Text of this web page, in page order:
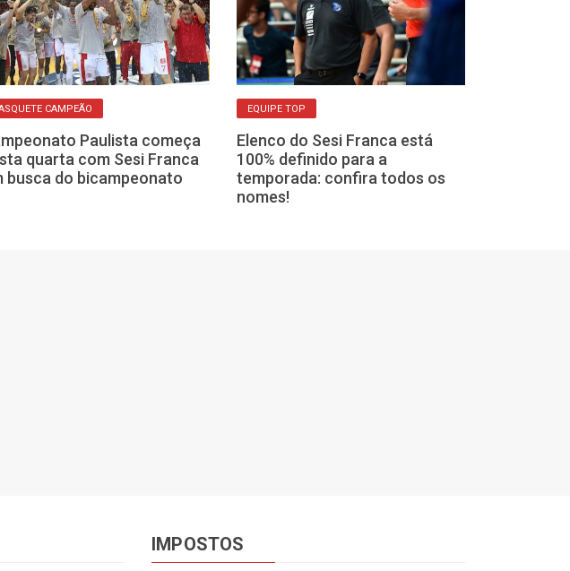
CAMPEÃO
Paulista começa
quarta com Sesi Franca
busca do bicampeonato
EQUIPE TOP
Elenco do Sesi Franca está
100% definido para a
temporada: confira todos os
nomes!
IMPOSTOS